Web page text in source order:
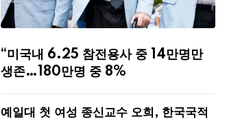
“미국내 6.25 참전용사 중 14만명만
생존…180만명 중 8%
예일대 첫 여성 종신교수 오희, 한국국적